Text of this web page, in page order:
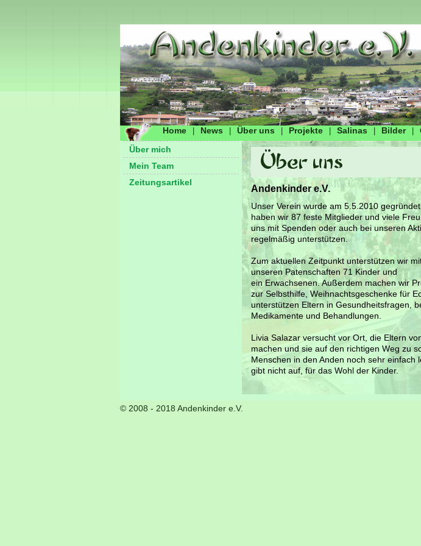
Home News Über uns Projekte Salinas Bilder
Über mich
Mein Team
Zeitungsartikel
Andenkinder e.V.
Unser Verein wurde am 5.5.2010
haben wir 87 feste Mitglieder und viele
uns mit Spenden oder auch bei unseren
regelmäßig unterstützen.
Zum aktuellen Zeitpunkt unterstützen wir
unseren Patenschaften 71 Kinder und
ein Erwachsenen. Außerdem machen wir
zur Selbsthilfe, Weihnachtsgeschenke für
unterstützen Eltern in Gesundheitsfragen,
Medikamente und Behandlungen.
Livia Salazar versucht vor Ort, die Eltern
machen und sie auf den richtigen Weg zu
Menschen in den Anden noch sehr
gibt nicht auf, für das Wohl der Kinder.
© 2008 - 2018 Andenkinder e.V.